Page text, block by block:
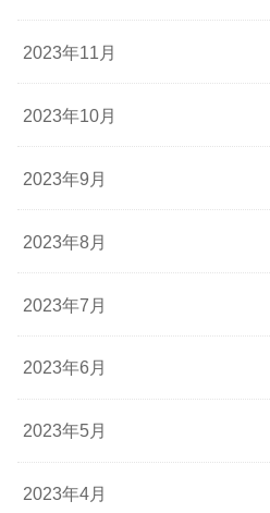
2023年11月
2023年10月
2023年9月
2023年8月
2023年7月
2023年6月
2023年5月
2023年4月